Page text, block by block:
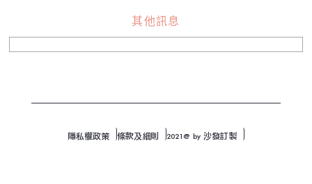
其他訊息
隱私權政策 條款及細則 2021@ by 沙發訂製